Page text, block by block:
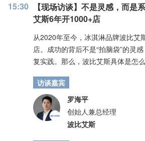
15:30
【现场访谈】不是灵感，而是
艾斯6年开1000+店
从2020年至今，冰淇淋品牌波比艾
店。成功的背后不是“拍脑袋”的灵
复实践。那么，波比艾斯具体是怎
访谈嘉宾
罗海平
创始人兼总经理
波比艾斯